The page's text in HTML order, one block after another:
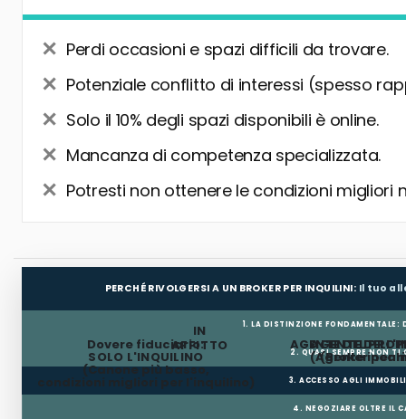
Perdi occasioni e spazi difficili da trovare.
Potenziale conflitto di interessi (spesso
Solo il 10% degli spazi disponibili è online.
Mancanza di competenza specializzata.
Potresti non ottenere le condizioni migliori
PERCHÉ RIVOLGERSI A UN BROKER PER INQUILINI: Il tuo
1. LA DISTINZIONE FONDAMENTALE:
AGENTE DEL
(Agente
IN
AFFITTO
AGENTE
(Broker per
Dovere fiduciario:
SOLO L'INQUILINO
(Canone più basso,
condizioni migliori per l'inquilino)
2. QUASI SEMPRE NON TI
3. ACCESSO AGLI
4. NEGOZIARE OLTRE IL